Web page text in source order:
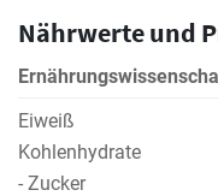
Nährwerte und
Eiweiß
Kohlenhydrate
- Zucker